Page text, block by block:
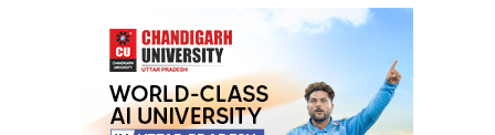
Submit Comment